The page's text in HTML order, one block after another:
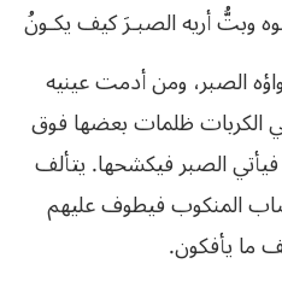
وبتُّأريهالصبـرَكيفيكـونُ
الصبر، ومن أدمت عينيه
الكربات ظلمات بعضها فوق
الصبر فيكشحها. يتألف
المنكوب فيطوف عليهم
ما يأفكون.